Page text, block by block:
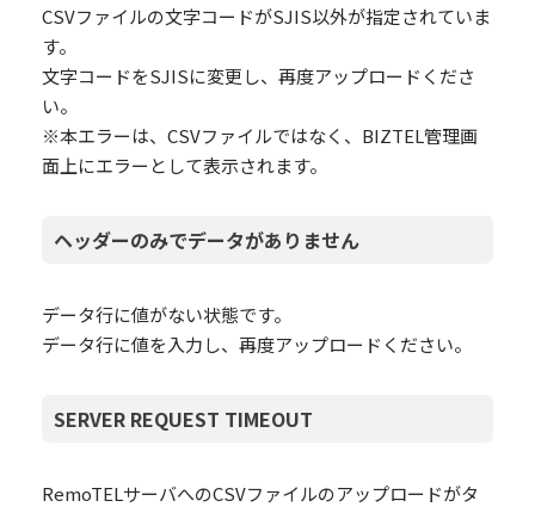
CSVファイルの文字コードがSJIS以外が指定されていま
す。
文字コードをSJISに変更し、再度アップロードくださ
い。
※本エラーは、CSVファイルではなく、BIZTEL管理画
面上にエラーとして表示されます。
ヘッダーのみでデータがありません
データ行に値がない状態です。
データ行に値を入力し、再度アップロードください。
SERVER REQUEST TIMEOUT
RemoTELサーバへのCSVファイルのアップロードがタ